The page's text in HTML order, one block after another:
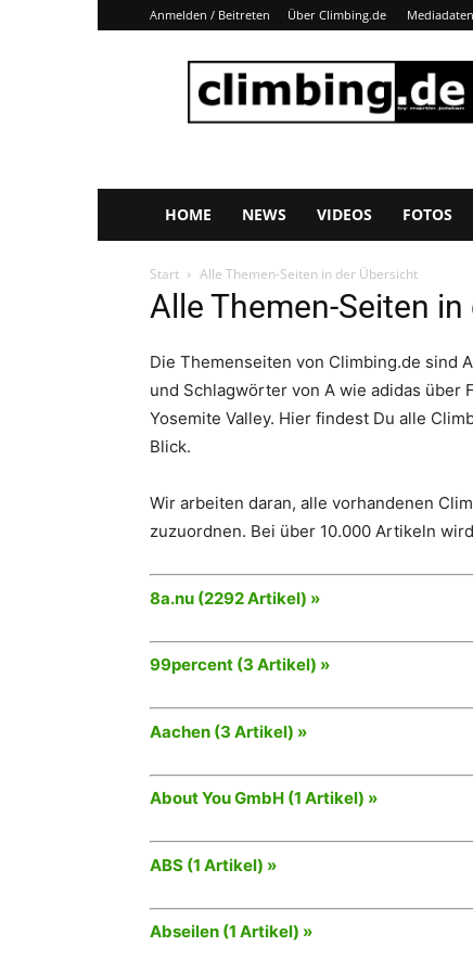
Anmelden / Beitreten Über Climbing.de Mediadaten
Climbing.de
HOME NEWS VIDEOS FOTOS
Start Alle Themen-Seiten in der Übersicht
Alle Themen-Seiten
Die Themenseiten von Climbing.de sind
und Schlagwörter von A wie adidas über
Yosemite Valley. Hier findest Du alle
Blick.
Wir arbeiten daran, alle vorhandenen
zuzuordnen. Bei über 10.000 Artikeln
8a.nu (2292 Artikel) »
99percent (3 Artikel) »
Aachen (3 Artikel) »
About You GmbH (1 Artikel) »
ABS (1 Artikel) »
Abseilen (1 Artikel) »